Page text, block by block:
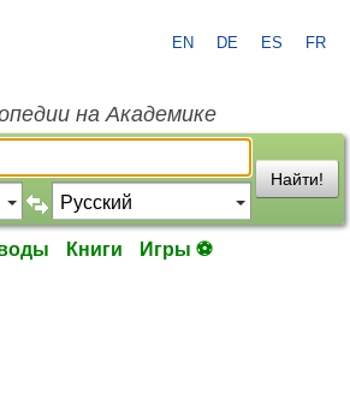
EN DE ES FR
на Академике
Найти!
Книги Игры ⚽